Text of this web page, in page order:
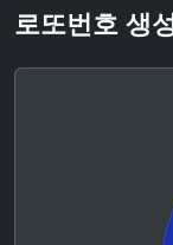
로또번호 생